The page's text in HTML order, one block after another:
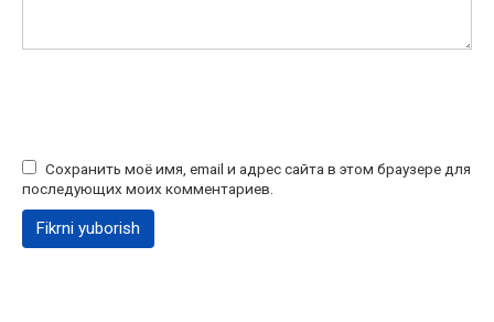
Сохранить моё имя, email и адрес сайта в этом браузере для
последующих моих комментариев.